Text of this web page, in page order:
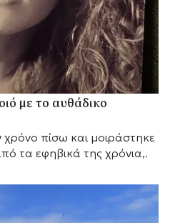
με το αυθάδικο
χρόνο πίσω και μοιράστηκε
τα εφηβικά της χρόνια,.